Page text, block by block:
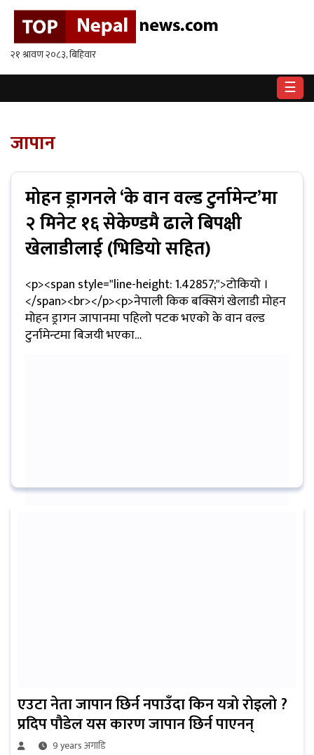
☰
गृहपृष्ठ
राजनीति
अर्थ
खेलकुद
विश्व
बिचार
अन्तर्वाता
मनोरन्जन
प्रबास
जापान
मोहन ड्रागनले ‘के वान वल्ड टुर्नामेन्ट’मा
२ मिनेट १६ सेकेण्डमै ढाले बिपक्षी
खेलाडीलाई (भिडियो सहित)
<p><span style="line-height: 1.42857;">टोकियो ।
</span><br></p><p>नेपाली किक बक्सिगं खेलाडी मोहन
मोहन ड्रागन जापानमा पहिलो पटक भएको के वान वल्ड
टुर्नामेन्टमा बिजयी भएका…
एउटा नेता जापान छिर्न नपाउँदा किन यत्रो रोइलो ?
प्रदिप पौडेल यस कारण जापान छिर्न पाएनन्
9 years अगाडि